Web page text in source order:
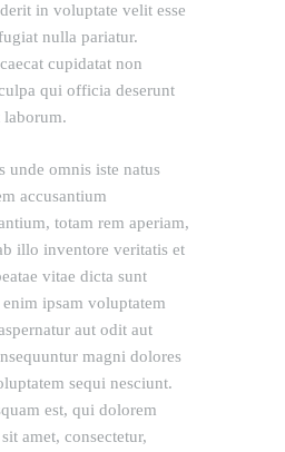
in voluptate velit esse
nulla pariatur.
cupidatat non
qui officia deserunt
unde omnis iste natus
accusantium
totam rem aperiam,
illo inventore veritatis et
vitae dicta sunt
ipsam voluptatem
aut odit aut
magni dolores
sequi nesciunt.
est, qui dolorem
amet, consectetur,